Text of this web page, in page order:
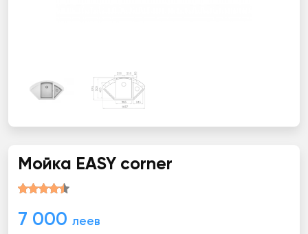
Мойка EASY corner
7 000 леев